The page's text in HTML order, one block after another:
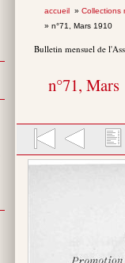
accueil» Collections
» n°71, Mars 1910
Bulletin mensuel de
n°71, Mars